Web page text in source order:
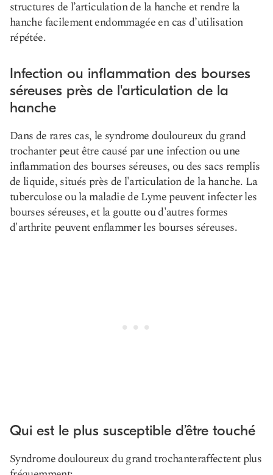
structures de l’articulation de la hanche et rendre la
hanche facilement endommagée en cas d’utilisation
répétée.
Infection ou inflammation des bourses
séreuses près de l'articulation de la
hanche
Dans de rares cas, le syndrome douloureux du grand
trochanter peut être causé par une infection ou une
inflammation des bourses séreuses, ou des sacs remplis
de liquide, situés près de l'articulation de la hanche. La
tuberculose ou la maladie de Lyme peuvent infecter les
bourses séreuses, et la goutte ou d'autres formes
d'arthrite peuvent enflammer les bourses séreuses.
Qui est le plus susceptible d’être touché
Syndrome douloureux du grand trochanteraffectent plus